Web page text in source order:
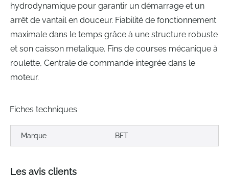
hydrodynamique pour garantir un démarrage et un
arrêt de vantail en douceur. Fiabilité de fonctionnement
maximale dans le temps grâce à une structure robuste
et son caisson metalique. Fins de courses mécanique à
roulette, Centrale de commande integrée dans le
moteur.
Fiches techniques
Marque BFT
Les avis clients